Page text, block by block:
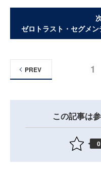
ゼロトラスト・セグメ
1
PREV
この記事は
0